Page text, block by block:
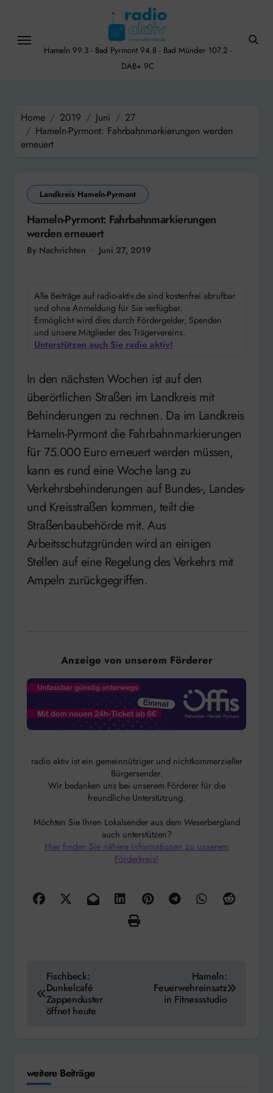
content
Hameln 99.3 - Bad Pyrmont 94.8 - Bad Münder 107.2 -
DAB+ 9C
Home 2019 Juni
27
Hameln-Pyrmont: Fahrbahnmarkierungen werden
erneuert
Landkreis Hameln-Pyrmont
Hameln-Pyrmont: Fahrbahnmarkierungen
werden erneuert
By Nachrichten Juni 27, 2019
Alle Beiträge auf radio-aktiv.de sind kostenfrei abrufbar
und ohne Anmeldung für Sie verfügbar.
Ermöglicht wird dies durch Fördergelder, Spenden
und unsere Mitglieder des Trägervereins.
Unterstützen auch Sie radio aktiv!
In den nächsten Wochen ist auf den
überörtlichen Straßen im Landkreis mit
Behinderungen zu rechnen. Da im Landkreis
Hameln-Pyrmont die Fahrbahnmarkierungen
für 75.000 Euro erneuert werden müssen,
kann es rund eine Woche lang zu
Verkehrsbehinderungen auf Bundes-, Landes-
und Kreisstraßen kommen, teilt die
Straßenbaubehörde mit. Aus
Arbeitsschutzgründen wird an einigen
Stellen auf eine Regelung des Verkehrs mit
Ampeln zurückgegriffen.
Anzeige von unserem Förderer
radio aktiv ist ein gemeinnütziger und nichtkommerzieller
Bürgersender.
Wir bedanken uns bei unserem Förderer für die
freundliche Unterstützung.
Möchten Sie Ihren Lokalsender aus dem Weserbergland
auch unterstützen?
Hier finden Sie nähere Informationen zu unserem
Förderkreis!
Beitragsnavigation
Fischbeck:
Dunkelcafé
Zappenduster
öffnet heute
Hameln:
Feuerwehreinsatz
in Fitnessstudio
weitere Beiträge